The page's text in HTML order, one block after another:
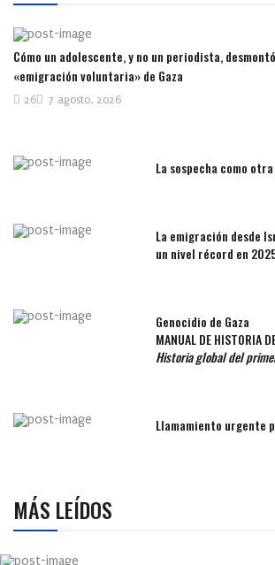
Cómo un adolescente, y no un periodista,
«emigración voluntaria» de Gaza
7 agosto, 2026
26
La sospecha como
La emigración desde
un nivel récord en
Genocidio de Gaza
MANUAL DE HISTORIA
Historia global del
Llamamiento urgente
MÁS LEÍDOS